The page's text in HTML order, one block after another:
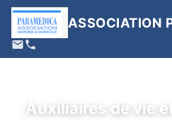
ASSOCIATION
Auxiliaires de vie